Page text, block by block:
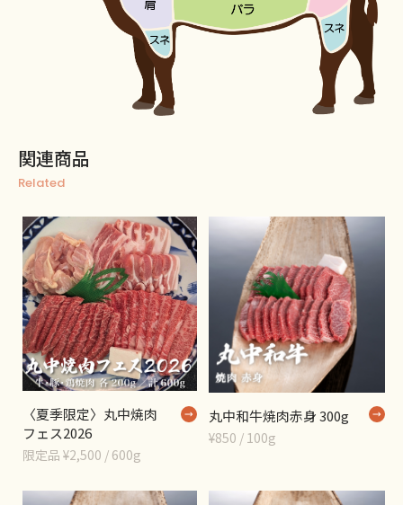
関連商品
Related
〈夏季限定〉丸中焼肉
フェス2026
限定品 ¥2,500 / 600g
丸中和牛焼肉赤身 300g
¥850 / 100g